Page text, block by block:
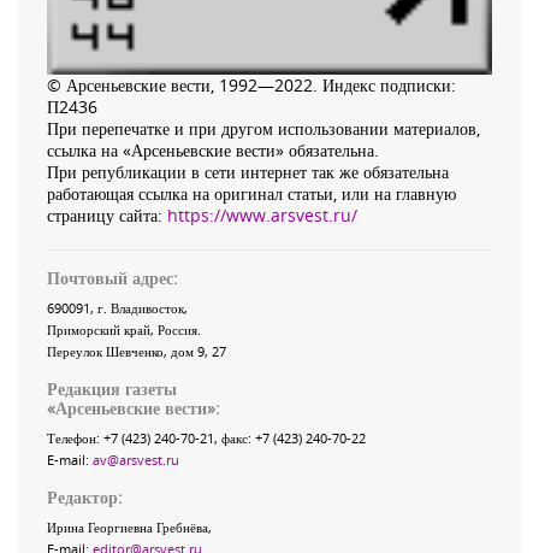
© Арсеньевские вести, 1992—2022. Индекс подписки:
П2436
При перепечатке и при другом использовании материалов,
ссылка на «Арсеньевские вести» обязательна.
При републикации в сети интернет так же обязательна
работающая ссылка на оригинал статьи, или на главную
страницу сайта: https://www.arsvest.ru/
Почтовый адрес:
690091, г. Владивосток,
Приморский край, Россия.
Переулок Шевченко, дом 9, 27
Редакция газеты
«Арсеньевские вести»:
Телефон: +7 (423) 240-70-21, факс: +7 (423) 240-70-22
E-mail: av@arsvest.ru
Редактор:
Ирина Георгиевна Гребнёва,
E-mail: editor@arsvest.ru